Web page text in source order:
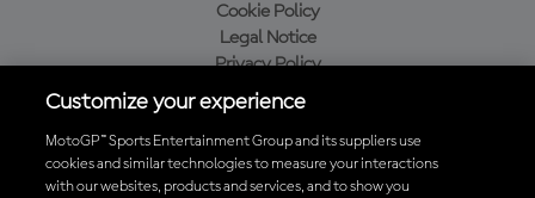
Cookie Policy
Legal Notice
Privacy Policy
Purchase Policy
Baixe o aplicativo oficial da MotoGP™
Customize your experience
MotoGP™ Sports Entertainment Group and its suppliers use
cookies and similar technologies to measure your interactions
with our websites, products and services, and to show you